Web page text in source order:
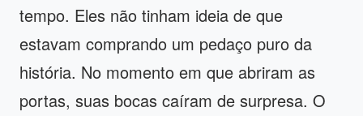
tempo. Eles não tinham ideia de que
estavam comprando um pedaço puro da
história. No momento em que abriram as
portas, suas bocas caíram de surpresa. O